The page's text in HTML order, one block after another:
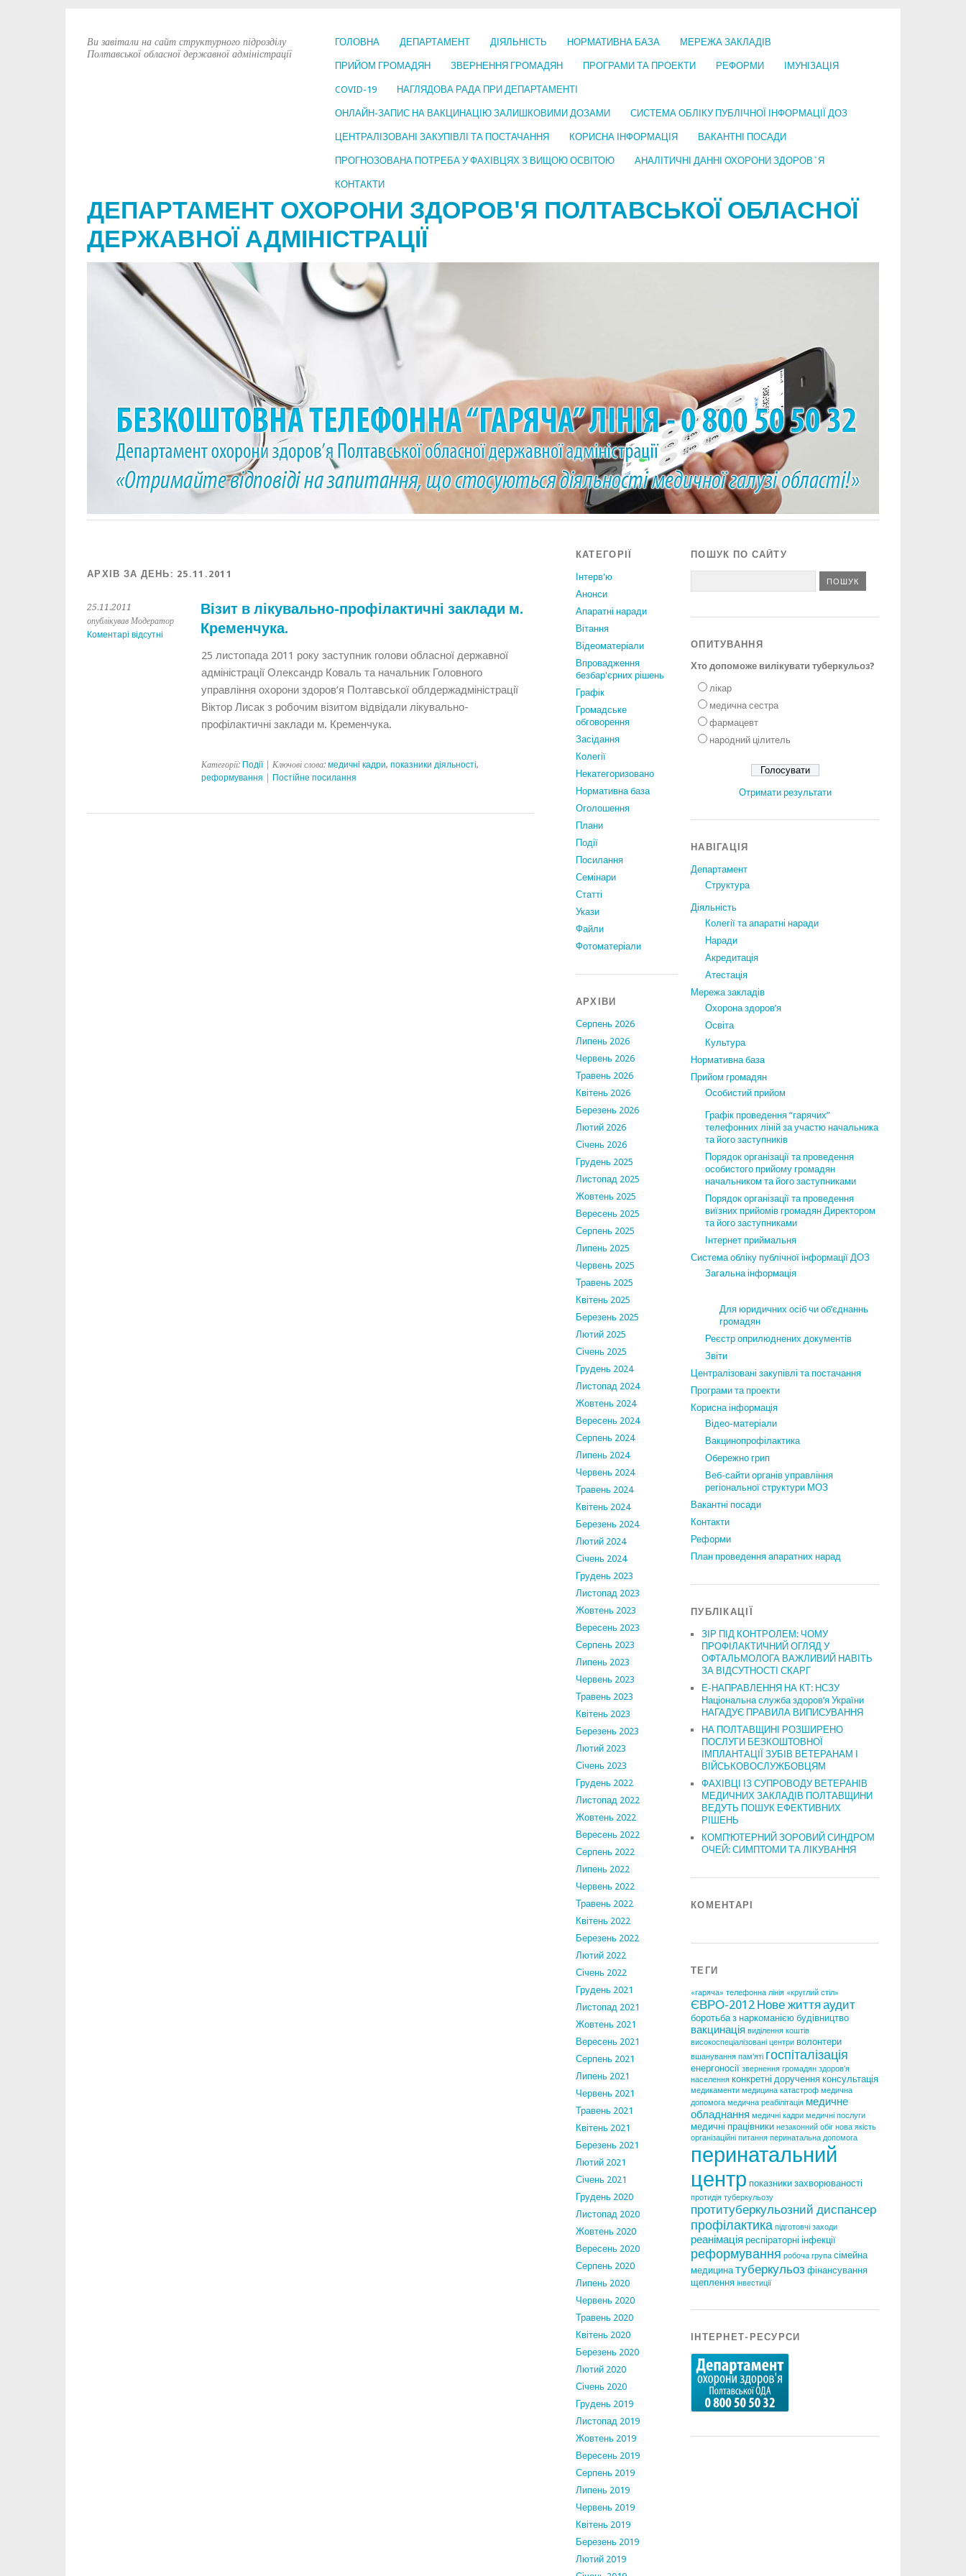
ГОЛОВНА ДЕПАРТАМЕНТ ДІЯЛЬНІСТЬ НОРМАТИВНА БАЗА МЕРЕЖА ЗАКЛАДІВ
ПРИЙОМ ГРОМАДЯН ЗВЕРНЕННЯ ГРОМАДЯН ПРОГРАМИ ТА ПРОЕКТИ РЕФОРМИ ІМУНІЗАЦІЯ
COVID-19 НАГЛЯДОВА РАДА ПРИ ДЕПАРТАМЕНТІ
ОНЛАЙН-ЗАПИС НА ВАКЦИНАЦІЮ ЗАЛИШКОВИМИ ДОЗАМИ СИСТЕМА ОБЛІКУ ПУБЛІЧНОЇ ІНФОРМАЦІЇ ДОЗ
ЦЕНТРАЛІЗОВАНІ ЗАКУПІВЛІ ТА ПОСТАЧАННЯ КОРИСНА ІНФОРМАЦІЯ ВАКАНТНІ ПОСАДИ
ПРОГНОЗОВАНА ПОТРЕБА У ФАХІВЦЯХ З ВИЩОЮ ОСВІТОЮ АНАЛІТИЧНІ ДАННІ ОХОРОНИ ЗДОРОВ`Я
КОНТАКТИ
ДЕПАРТАМЕНТ ОХОРОНИ ЗДОРОВ'Я ПОЛТАВСЬКОЇ ОБЛАСНОЇ
ДЕРЖАВНОЇ АДМІНІСТРАЦІЇ
Ви завітали на сайт структурного підрозділу
Полтавської обласної державної адміністрації
АРХІВ ЗА ДЕНЬ: 25.11.2011
25.11.2011
опублікував Модератор
Коментарі відсутні
Візит в лікувально-профілактичні заклади м.
Кременчука.
25 листопада 2011 року заступник голови обласної державної
адміністрації Олександр Коваль та начальник Головного
управління охорони здоров’я Полтавської облдержадміністрації
Віктор Лисак з робочим візитом відвідали лікувально-
профілактичні заклади м. Кременчука.
Категорії: Події| Ключові слова: медичні кадри, показники діяльності,
реформування
Постійне посилання
КАТЕГОРІЇ
Інтерв'ю
Анонси
Апаратні наради
Вiтання
Відеоматеріали
Впровадження
безбар'єрних рішень
Графiк
Громадське
обговорення
Засідання
Колегії
Некатегоризовано
Нормативна база
Оголошення
Плани
Події
Посилання
Семінари
Статтi
Укази
Файли
Фотоматеріали
АРХІВИ
Серпень 2026
Липень 2026
Червень 2026
Травень 2026
Квітень 2026
Березень 2026
Лютий 2026
Січень 2026
Грудень 2025
Листопад 2025
Жовтень 2025
Вересень 2025
Серпень 2025
Липень 2025
Червень 2025
Травень 2025
Квітень 2025
Березень 2025
Лютий 2025
Січень 2025
Грудень 2024
Листопад 2024
Жовтень 2024
Вересень 2024
Серпень 2024
Липень 2024
Червень 2024
Травень 2024
Квітень 2024
Березень 2024
Лютий 2024
Січень 2024
Грудень 2023
Листопад 2023
Жовтень 2023
Вересень 2023
Серпень 2023
Липень 2023
Червень 2023
Травень 2023
Квітень 2023
Березень 2023
Лютий 2023
Січень 2023
Грудень 2022
Листопад 2022
Жовтень 2022
Вересень 2022
Серпень 2022
Липень 2022
Червень 2022
Травень 2022
Квітень 2022
Березень 2022
Лютий 2022
Січень 2022
Грудень 2021
Листопад 2021
Жовтень 2021
Вересень 2021
Серпень 2021
Липень 2021
Червень 2021
Травень 2021
Квітень 2021
Березень 2021
Лютий 2021
Січень 2021
Грудень 2020
Листопад 2020
Жовтень 2020
Вересень 2020
Серпень 2020
Липень 2020
Червень 2020
Травень 2020
Квітень 2020
Березень 2020
Лютий 2020
Січень 2020
Грудень 2019
Листопад 2019
Жовтень 2019
Вересень 2019
Серпень 2019
Липень 2019
Червень 2019
Квітень 2019
Березень 2019
Лютий 2019
ПОШУК ПО САЙТУ
ОПИТУВАННЯ
Хто допоможе вилікувати туберкульоз?
лікар
медична сестра
фармацевт
народний цілитель
Отримати результати
НАВІГАЦІЯ
Департамент
Структура
Діяльність
Колегії та апаратні наради
Наради
Акредитація
Атестація
Мережа закладів
Охорона здоров’я
Освіта
Культура
Нормативна база
Прийом громадян
Особистий прийом
Графік проведення “гарячих”
телефонних ліній за участю начальника
та його заступників
Порядок організації та проведення
особистого прийому громадян
начальником та його заступниками
Порядок організації та проведення
виїзних прийомів громадян Директором
та його заступниками
Інтернет приймальня
Система обліку публічної інформації ДОЗ
Загальна інформація
Для юридичних осіб чи об’єднаннь
громадян
Реєстр оприлюднених документів
Звіти
Централізовані закупівлі та постачання
Програми та проекти
Корисна інформація
Відео-матеріали
Вакцинопрофілактика
Обережно грип
Веб-сайти органів управління
регіональної структури МОЗ
Вакантні посади
Контакти
Реформи
План проведення апаратних нарад
ПУБЛІКАЦІЇ
ЗІР ПІД КОНТРОЛЕМ: ЧОМУ
ПРОФІЛАКТИЧНИЙ ОГЛЯД У
ОФТАЛЬМОЛОГА ВАЖЛИВИЙ НАВІТЬ
ЗА ВІДСУТНОСТІ СКАРГ
Е-НАПРАВЛЕННЯ НА КТ: НСЗУ
Національна служба здоров’я України
НАГАДУЄ ПРАВИЛА ВИПИСУВАННЯ
НА ПОЛТАВЩИНІ РОЗШИРЕНО
ПОСЛУГИ БЕЗКОШТОВНОЇ
ІМПЛАНТАЦІЇ ЗУБІВ ВЕТЕРАНАМ І
ВІЙСЬКОВОСЛУЖБОВЦЯМ
ФАХІВЦІ ІЗ СУПРОВОДУ ВЕТЕРАНІВ
МЕДИЧНИХ ЗАКЛАДІВ ПОЛТАВЩИНИ
ВЕДУТЬ ПОШУК ЕФЕКТИВНИХ
РІШЕНЬ
КОМП’ЮТЕРНИЙ ЗОРОВИЙ СИНДРОМ
ОЧЕЙ: СИМПТОМИ ТА ЛІКУВАННЯ
КОМЕНТАРІ
ТЕГИ
«гаряча» телефонна лінія «круглий стіл»
ЄВРО-2012 Нове життя аудит
боротьба з наркоманією будівництво
вакцинація виділення коштів
високоспеціалізовані центри волонтери
вшанування пам'яті госпіталізація
енергоносії звернення громадян здоров'я
населення конкретні доручення консультація
медикаменти медицина катастроф медична
допомога медична реабілітація медичне
обладнання медичні кадри медичні послуги
медичні працівники незаконний обіг нова якість
організаційні питання перинатальна допомога
перинатальний
центр показники захворюваності
протидія туберкульозу
протитуберкульозний диспансер
профілактика підготовчі заходи
реанімація респіраторні інфекції
реформування робоча група сімейна
медицина туберкульоз фінансування
щеплення інвестиції
ІНТЕРНЕТ-РЕСУРСИ